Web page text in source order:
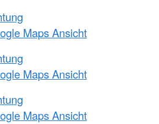
Maps Ansicht
Maps Ansicht
Maps Ansicht